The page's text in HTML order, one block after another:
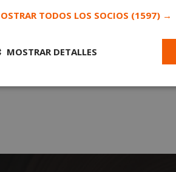
TODOS LOS SOCIOS (1597) →
MOSTRAR DETALLES
Cookies
Cookies de